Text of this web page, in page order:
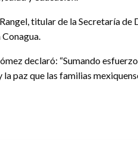
titular de la Secretaría
declaró: “Sumando
paz que las familias